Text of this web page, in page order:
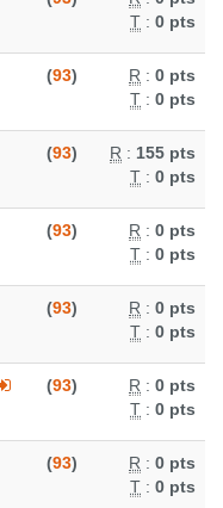
T : 0 pts
(93) R : 0 pts
T : 0 pts
(93) R : 155 pts
T : 0 pts
(93) R : 0 pts
T : 0 pts
(93) R : 0 pts
T : 0 pts
(93) R : 0 pts
T : 0 pts
(93) R : 0 pts
T : 0 pts